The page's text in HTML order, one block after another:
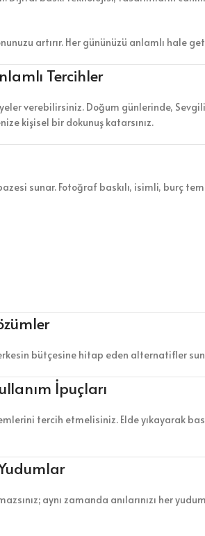
artırır. Her gününüzü anlamlı hale
Tercihler
verebilirsiniz. Doğum günlerinde,
kişisel bir dokunuş katarsınız.
sunar. Fotoğraf baskılı, isimli, burç
bütçesine hitap eden alternatifler
İpuçları
tercih etmelisiniz. Elde yıkayarak
aynı zamanda anılarınızı her